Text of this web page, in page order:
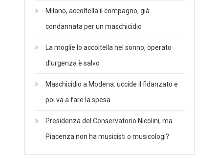
Milano, accoltella il compagno, già
condannata per un maschicidio
La moglie lo accoltella nel sonno, operato
d’urgenza è salvo
Maschicidio a Modena: uccide il fidanzato e
poi va a fare la spesa
Presidenza del Conservatorio Nicolini, ma
Piacenza non ha musicisti o musicologi?